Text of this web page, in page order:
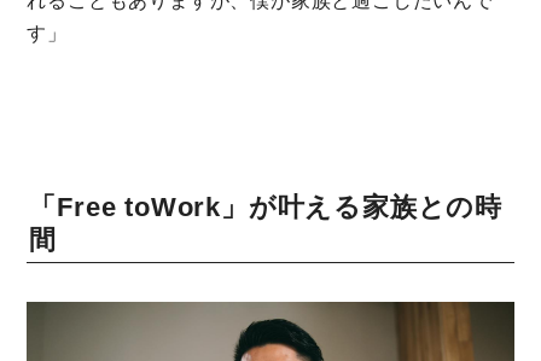
す」
「Free toWork」が叶える家族との時
間